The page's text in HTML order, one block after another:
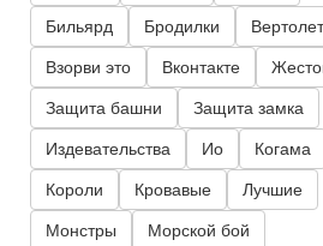
Бильярд Бродилки
Взорви это Вконтакте
Защита башни Защита замка
Издевательства Ио Когама
Короли Кровавые Лучшие
Монстры Морской бой